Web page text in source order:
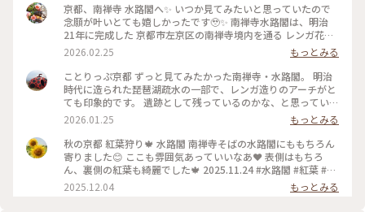
京都、南禅寺 水路閣へ✨ いつか見てみたいと思っていたので
念願が叶いとても嬉しかったです🥹✨ 南禅寺水路閣は、明治
21年に完成した 京都市左京区の南禅寺境内を通る レンガ花崗
岩造りのアーチ型水道橋。 琵琶湖疏水事業の一環として 田辺
朔郎氏が設計しました。 レトロなアーチがとても雰囲気があ
ります✨ 最後の写真は、上から見た写真です😊 帰りは水路横
の道を散策しながら 駅に向かいました👣 #南禅寺水路閣 #京都
#開運旅 #水路閣 #南禅寺
2026.02.25
もっとみる
ことりっぷ京都 ずっと見てみたかった南禅寺・水路閣。 明治
時代に造られた琵琶湖疏水の一部で、レンガ造りのアーチがと
ても印象的です。 遺跡として残っているのかな、と思っていた
のですが水路橋に上がることが出来て、琵琶湖の水が京都に流
れていく水路のすぐ横を歩くことも出来ます。けっこう感動で
した。 #開運旅#京都#南禅寺#水路閣#琵琶湖疏水
2026.01.25
もっとみる
秋の京都 紅葉狩り🍁 水路閣 南禅寺そばの水路閣にももちろん
寄りました😊 ここも雰囲気あっていいなあ❤️ 表側はもちろ
ん、裏側の紅葉も綺麗でした🍁 2025.11.24 #水路閣 #紅葉 #紅
葉狩り #京都 #ことりっぷ #秋の装い
2025.12.04 もっとみる